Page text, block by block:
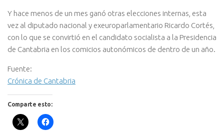
Y hace menos de un mes ganó otras elecciones internas, esta
vez al diputado nacional y exeuroparlamentario Ricardo Cortés,
con lo que se convirtió en el candidato socialista a la Presidencia
de Cantabria en los comicios autonómicos de dentro de un año.
Fuente:
Crónica de Cantabria
Comparte esto: